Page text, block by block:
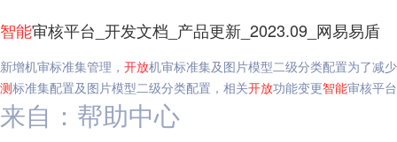
智能审核平台_开发文档_产品更新_2023.09_网易易盾
新增机审标准集管理， 开放机审标准集及图片模型二级分类配置为了减
测标准集配置及图片模型二级分类配置，相关开放功能变更智能审核平
来自：帮助中心